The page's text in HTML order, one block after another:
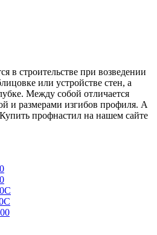
в строительстве при возведении
или устройстве стен, а
Между собой отличается
и размерами изгибов профиля. А
профнастил на нашем сайте